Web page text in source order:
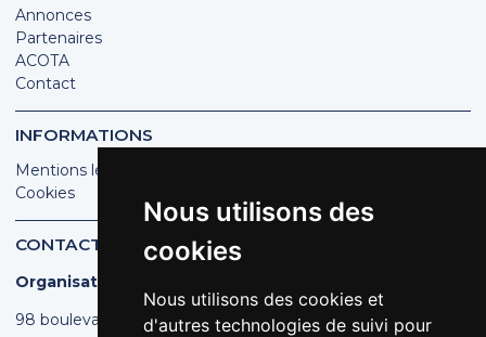
Nous utilisons des
cookies
Nous utilisons des cookies et
d'autres technologies de suivi pour
Annonces
Partenaires
ACOTA
Contact
INFORMATIONS
Mentions légales
Cookies
CONTACT
Organisation des Poissonniers Écaillers de France
98 boulevard Pereire | 75017 PARIS